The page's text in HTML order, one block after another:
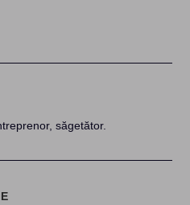
săgetător.